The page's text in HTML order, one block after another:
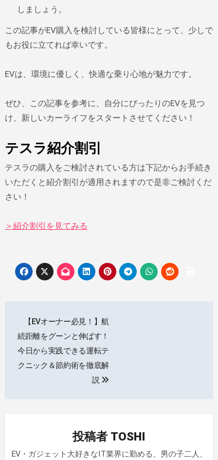
しましょう。
この記事がEV購入を検討している皆様にとって、少しで
もお役に立てれば幸いです。
EVは、環境に優しく、快適な乗り心地が魅力です。
ぜひ、この記事を参考に、自分にぴったりのEVを見つ
け、新しいカーライフをスタートさせてください！
テスラ紹介割引
テスラの購入をご検討されている方は下記からお手続き
いただくと紹介割引が適用されますので是非ご検討くだ
さい！
＞紹介割引を見てみる
稿
ナ
ビ
ョ
【EVオーナー必見！】航
続距離をグーンと伸ばす！
今日から実践できる運転テ
クニック＆節約術を徹底解
説
投稿者 TOSHI
EV・ガジェット大好きなIT業界に勤める、男の子二人、